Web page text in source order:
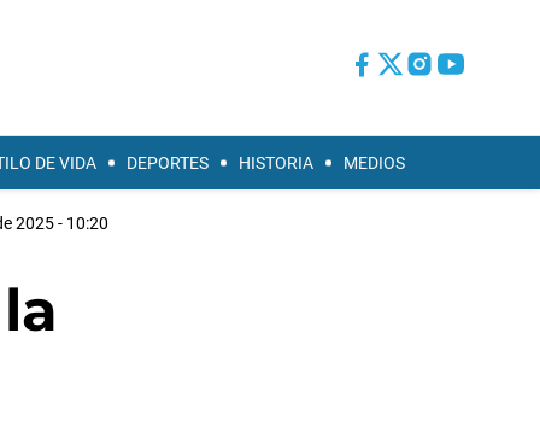
DE VIDA DEPORTES HISTORIA MEDIOS
2025 - 10:20